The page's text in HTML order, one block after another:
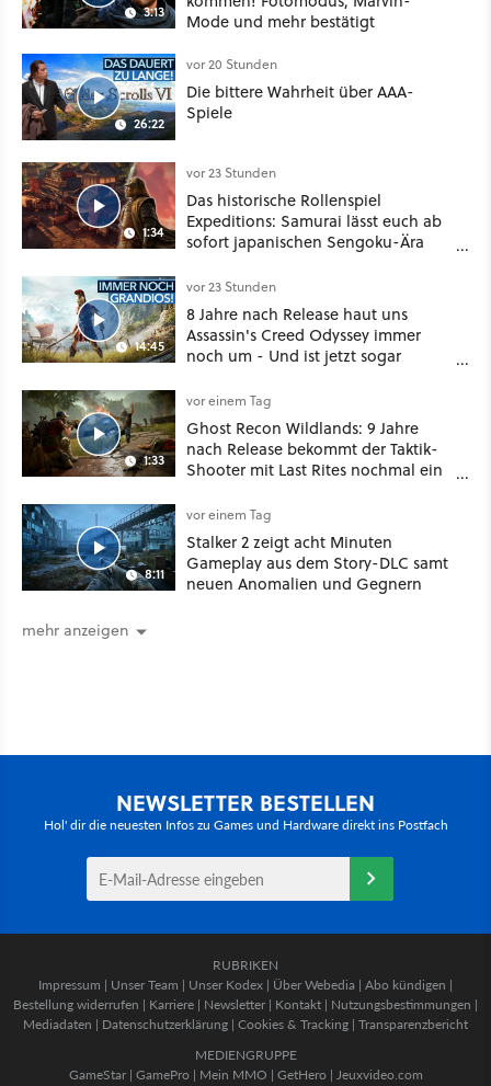
3:13
Mode und mehr bestätigt
26:22
vor 20 Stunden
Die bittere Wahrheit über AAA-
Spiele
1:34
vor 23 Stunden
Das historische Rollenspiel
Expeditions: Samurai lässt euch ab
sofort japanischen Sengoku-Ära
oder Diplomatie
14:45
vor 23 Stunden
8 Jahre nach Release haut uns
Assassin's Creed Odyssey immer
noch um - Und ist jetzt sogar
1:33
vor einem Tag
Ghost Recon Wildlands: 9 Jahre
nach Release bekommt der Taktik-
Shooter mit Last Rites nochmal ein
8:11
vor einem Tag
Stalker 2 zeigt acht Minuten
Gameplay aus dem Story-DLC samt
neuen Anomalien und Gegnern
mehr anzeigen
NEWSLETTER BESTELLEN
Hol' dir die neuesten Infos zu Games und Hardware direkt ins Postfach
RUBRIKEN
Impressum | Unser Team | Unser Kodex | Über Webedia | Abo kündigen |
Bestellung widerrufen | Karriere | Newsletter | Kontakt | Nutzungsbestimmungen |
Mediadaten | Datenschutzerklärung | Cookies & Tracking | Transparenzbericht
MEDIENGRUPPE
GameStar| GamePro | Mein MMO | GetHero | Jeuxvideo.com